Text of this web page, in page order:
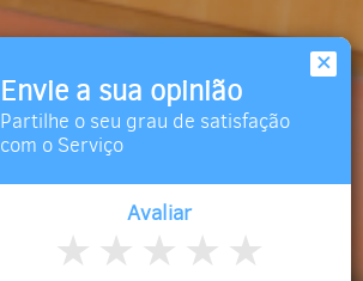
×
Envie a sua opinião
Partilhe o seu grau de satisfação
com o Serviço
Avaliar
★ ★ ★ ★ ★